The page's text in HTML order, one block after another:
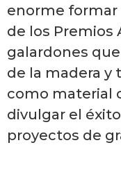
enorme formar
de los Premios
galardones
de la madera y
como material
divulgar el
proyectos de